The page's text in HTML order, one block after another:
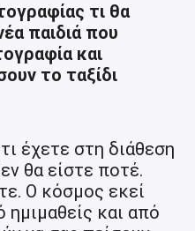
τι θα
παιδιά που
και
το ταξίδι
έχετε στη διάθεση
θα είστε ποτέ.
Ο κόσμος εκεί
ημιμαθείς και από